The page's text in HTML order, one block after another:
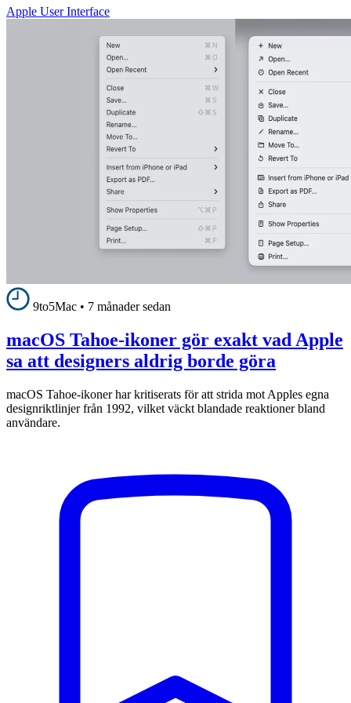
Apple User Interface
9to5Mac • 7 månader sedan
macOS Tahoe-ikoner gör exakt vad Apple
sa att designers aldrig borde göra
macOS Tahoe-ikoner har kritiserats för att strida mot Apples egna
designriktlinjer från 1992, vilket väckt blandade reaktioner bland
användare.